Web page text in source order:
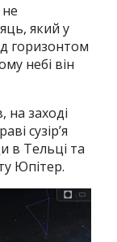
який у
горизонтом
небі він
на заході
сузір’я
в Тельці та
Юпітер.